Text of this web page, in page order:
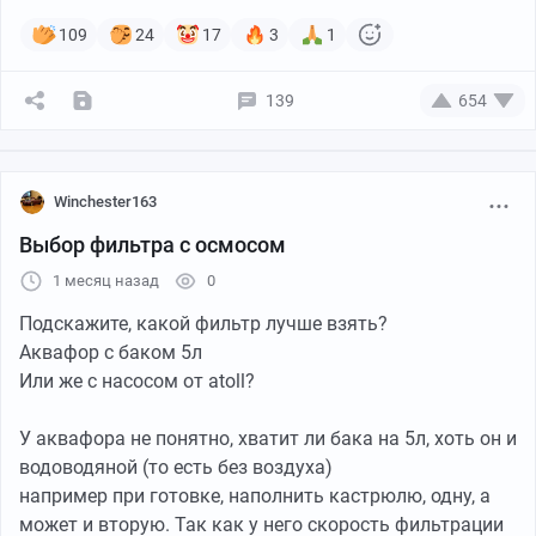
тоже маленького, чтобы потестировать разные
приспособы для него. На этом этапе мне нужно было
понять, будет ли зеленеть вода, как часто надо его
мыть, как часто обслуживать, как ставить и так
далее. Мне хотелось отработать на небольшом
поставить побольше.
Версия 1.0
109 24 17 3 1
139 654
Winchester163
Выбор фильтра с осмосом
1 месяц назад 0
Подскажите, какой фильтр лучше взять?
Аквафор с баком 5л
Или же с насосом от atoll?
У аквафора не понятно, хватит ли бака на 5л, хоть он и
водоводяной (то есть без воздуха)
например при готовке, наполнить кастрюлю, одну, а
может и вторую. Так как у него скорость фильтрации